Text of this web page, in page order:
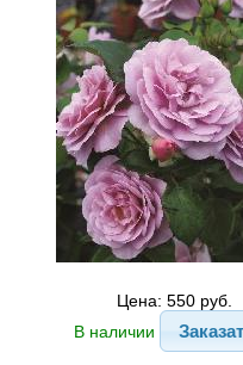
Цена: 550 руб.
В наличии